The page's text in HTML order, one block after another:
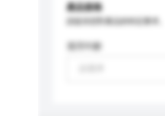
產品規格
適用年齡